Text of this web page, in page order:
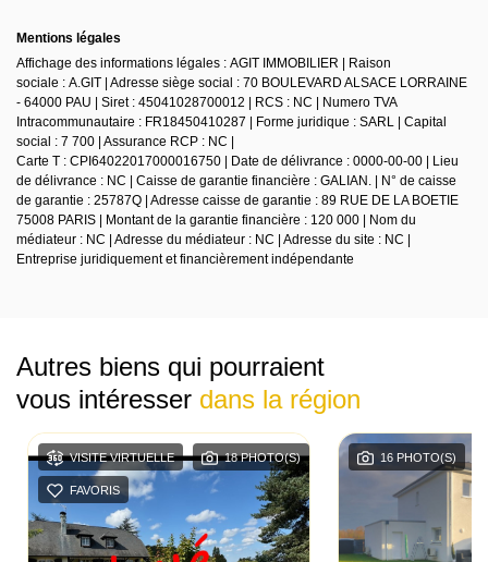
Mentions légales
Affichage des informations légales : AGIT IMMOBILIER | Raison
sociale : A.GIT | Adresse siège social : 70 BOULEVARD ALSACE LORRAINE
- 64000 PAU | Siret : 45041028700012 | RCS : NC | Numero TVA
Intracommunautaire : FR18450410287 | Forme juridique : SARL | Capital
social : 7 700 | Assurance RCP : NC |
Carte T : CPI64022017000016750 | Date de délivrance : 0000-00-00 | Lieu
de délivrance : NC | Caisse de garantie financière : GALIAN. | N° de caisse
de garantie : 25787Q | Adresse caisse de garantie : 89 RUE DE LA BOETIE
75008 PARIS | Montant de la garantie financière : 120 000 | Nom du
médiateur : NC | Adresse du médiateur : NC | Adresse du site : NC |
Entreprise juridiquement et financièrement indépendante
Autres biens qui pourraient
vous intéresser dans la région
VISITE VIRTUELLE 18 PHOTO(S)
FAVORIS
16 PHOTO(S)